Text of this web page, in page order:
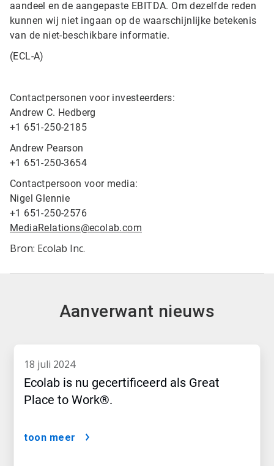
aandeel en de aangepaste EBITDA. Om dezelfde reden
kunnen wij niet ingaan op de waarschijnlijke betekenis
van de niet-beschikbare informatie.
(ECL-A)
Contactpersonen voor investeerders:
Andrew C. Hedberg
+1 651-250-2185
Andrew Pearson
+1 651-250-3654
Contactpersoon voor media:
Nigel Glennie
+1 651-250-2576
MediaRelations@ecolab.com
Bron: Ecolab Inc.
Aanverwant nieuws
18 juli 2024
Ecolab is nu gecertificeerd als Great
Place to Work®.
toon meer